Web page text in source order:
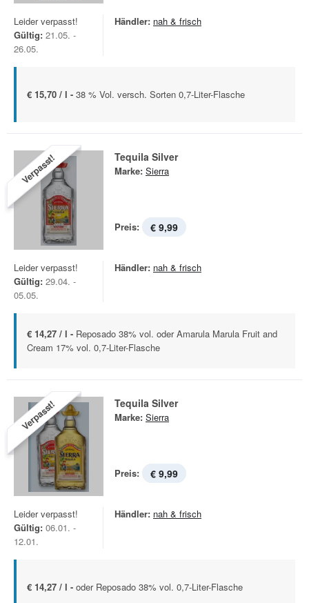
Leider verpasst!
Gültig: 21.05. -
26.05.
Händler: nah & frisch
€ 15,70 / l - 38 % Vol. versch. Sorten 0,7-Liter-Flasche
Verpasst! Tequila Silver
Marke: Sierra
Preis: € 9,99
Leider verpasst!
Gültig: 29.04. -
05.05.
Händler: nah & frisch
€ 14,27 / l - Reposado 38% vol. oder Amarula Marula Fruit and
Cream 17% vol. 0,7-Liter-Flasche
Verpasst! Tequila Silver
Marke: Sierra
Preis: € 9,99
Leider verpasst!
Gültig: 06.01. -
12.01.
Händler: nah & frisch
€ 14,27 / l - oder Reposado 38% vol. 0,7-Liter-Flasche